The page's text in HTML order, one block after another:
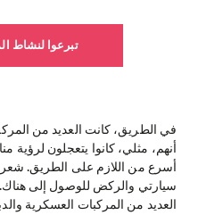
تبرعوا لنشاط
في الطريق، كانت العديد من
أنهم، مثلي، كانوا يتعجلون لرؤية
أسرع من اللازم على الطريق.
سيارتي والركض للوصول إلى
العديد من المركبات العسكرية